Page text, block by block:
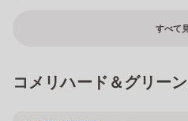
すべて
コメリハード＆グリー